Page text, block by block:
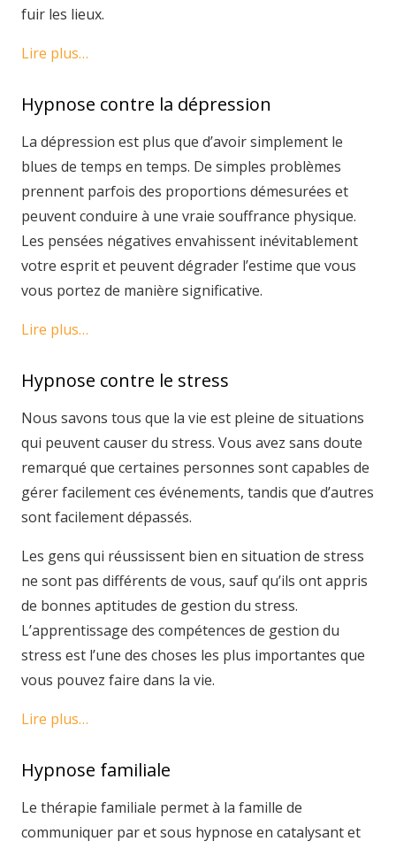
fuir les lieux.
Lire plus…
Hypnose contre la dépression
La dépression est plus que d’avoir simplement le
blues de temps en temps. De simples problèmes
prennent parfois des proportions démesurées et
peuvent conduire à une vraie souffrance physique.
Les pensées négatives envahissent inévitablement
votre esprit et peuvent dégrader l’estime que vous
vous portez de manière significative.
Lire plus…
Hypnose contre le stress
Nous savons tous que la vie est pleine de situations
qui peuvent causer du stress. Vous avez sans doute
remarqué que certaines personnes sont capables de
gérer facilement ces événements, tandis que d’autres
sont facilement dépassés.
Les gens qui réussissent bien en situation de stress
ne sont pas différents de vous, sauf qu’ils ont appris
de bonnes aptitudes de gestion du stress.
L’apprentissage des compétences de gestion du
stress est l’une des choses les plus importantes que
vous pouvez faire dans la vie.
Lire plus…
Hypnose familiale
Le thérapie familiale permet à la famille de
communiquer par et sous hypnose en catalysant et